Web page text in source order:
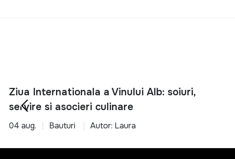
178 mm
18.6 mm
184 mm
Ziua Internationala a Vinului Alb: soiuri,
servire si asocieri culinare
04 aug. Bauturi Autor: Laura